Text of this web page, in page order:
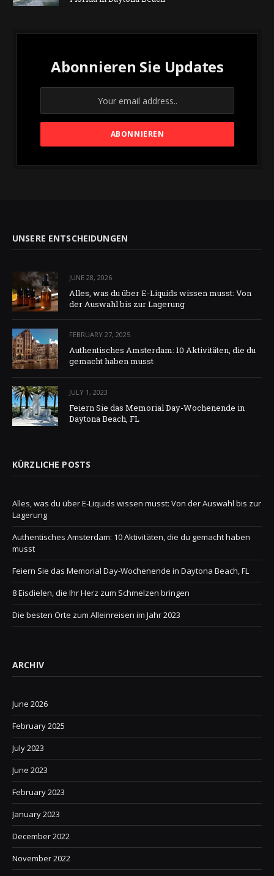
Abonnieren Sie Updates
UNSERE ENTSCHEIDUNGEN
JUNE 28, 2026
Alles, was du über E-Liquids wissen musst: Von
der Auswahl bis zur Lagerung
FEBRUARY 27, 2025
Authentisches Amsterdam: 10 Aktivitäten, die du
gemacht haben musst
JULY 1, 2023
Feiern Sie das Memorial Day-Wochenende in
Daytona Beach, FL
KÜRZLICHE POSTS
Alles, was du über E-Liquids wissen musst: Von der Auswahl bis zur
Lagerung
Authentisches Amsterdam: 10 Aktivitäten, die du gemacht haben
musst
Feiern Sie das Memorial Day-Wochenende in Daytona Beach, FL
8 Eisdielen, die Ihr Herz zum Schmelzen bringen
Die besten Orte zum Alleinreisen im Jahr 2023
ARCHIV
June 2026
February 2025
July 2023
June 2023
February 2023
January 2023
December 2022
November 2022